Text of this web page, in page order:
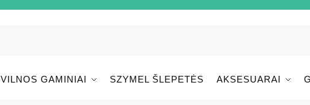
VILNOS GAMINIAI SZYMEL ŠLEPETĖS AKSESUARAI